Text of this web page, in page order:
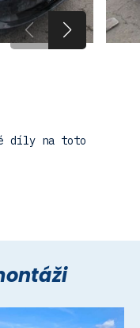
díly na toto